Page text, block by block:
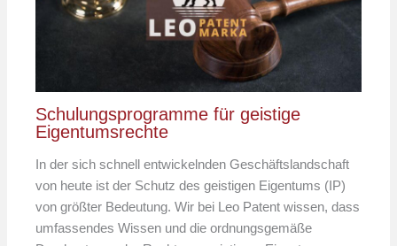
Schulungsprogramme für geistige
Eigentumsrechte
In der sich schnell entwickelnden Geschäftslandschaft
von heute ist der Schutz des geistigen Eigentums (IP)
von größter Bedeutung. Wir bei Leo Patent wissen, dass
umfassendes Wissen und die ordnungsgemäße